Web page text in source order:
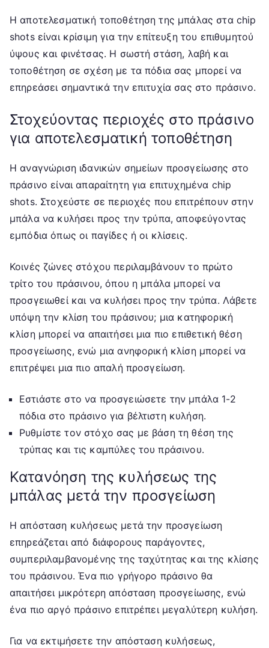
Η αποτελεσματική τοποθέτηση της μπάλας στα chip
shots είναι κρίσιμη για την επίτευξη του επιθυμητού
ύψους και φινέτσας. Η σωστή στάση, λαβή και
τοποθέτηση σε σχέση με τα πόδια σας μπορεί να
επηρεάσει σημαντικά την επιτυχία σας στο πράσινο.
Στοχεύοντας περιοχές στο πράσινο
για αποτελεσματική τοποθέτηση
Η αναγνώριση ιδανικών σημείων προσγείωσης στο
πράσινο είναι απαραίτητη για επιτυχημένα chip
shots. Στοχεύστε σε περιοχές που επιτρέπουν στην
μπάλα να κυλήσει προς την τρύπα, αποφεύγοντας
εμπόδια όπως οι παγίδες ή οι κλίσεις.
Κοινές ζώνες στόχου περιλαμβάνουν το πρώτο
τρίτο του πράσινου, όπου η μπάλα μπορεί να
προσγειωθεί και να κυλήσει προς την τρύπα. Λάβετε
υπόψη την κλίση του πράσινου; μια κατηφορική
κλίση μπορεί να απαιτήσει μια πιο επιθετική θέση
προσγείωσης, ενώ μια ανηφορική κλίση μπορεί να
επιτρέψει μια πιο απαλή προσγείωση.
Εστιάστε στο να προσγειώσετε την μπάλα 1-2
πόδια στο πράσινο για βέλτιστη κυλήση.
Ρυθμίστε τον στόχο σας με βάση τη θέση της
τρύπας και τις καμπύλες του πράσινου.
Κατανόηση της κυλήσεως της
μπάλας μετά την προσγείωση
Η απόσταση κυλήσεως μετά την προσγείωση
επηρεάζεται από διάφορους παράγοντες,
συμπεριλαμβανομένης της ταχύτητας και της κλίσης
του πράσινου. Ένα πιο γρήγορο πράσινο θα
απαιτήσει μικρότερη απόσταση προσγείωσης, ενώ
ένα πιο αργό πράσινο επιτρέπει μεγαλύτερη κυλήση.
Για να εκτιμήσετε την απόσταση κυλήσεως,